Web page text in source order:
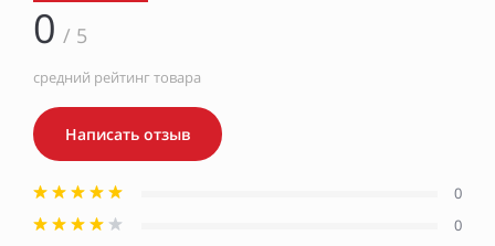
0 / 5
средний рейтинг товара
Написать отзыв
0
0